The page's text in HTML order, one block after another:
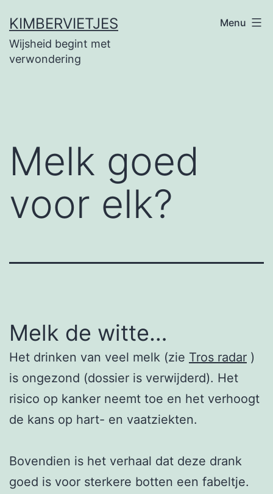
naar
de
KIMBERVIETJES
Wijsheid begint met
verwondering
Menu
Melk goed
voor elk?
Melk de witte…
Het drinken van veel melk (zie Tros radar )
is ongezond (dossier is verwijderd). Het
risico op kanker neemt toe en het verhoogt
de kans op hart- en vaatziekten.
Bovendien is het verhaal dat deze drank
goed is voor sterkere botten een fabeltje.